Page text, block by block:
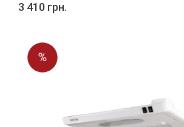
3 410 грн.